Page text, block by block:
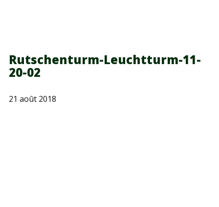
Rutschenturm-Leuchtturm-11-
20-02
21 août 2018